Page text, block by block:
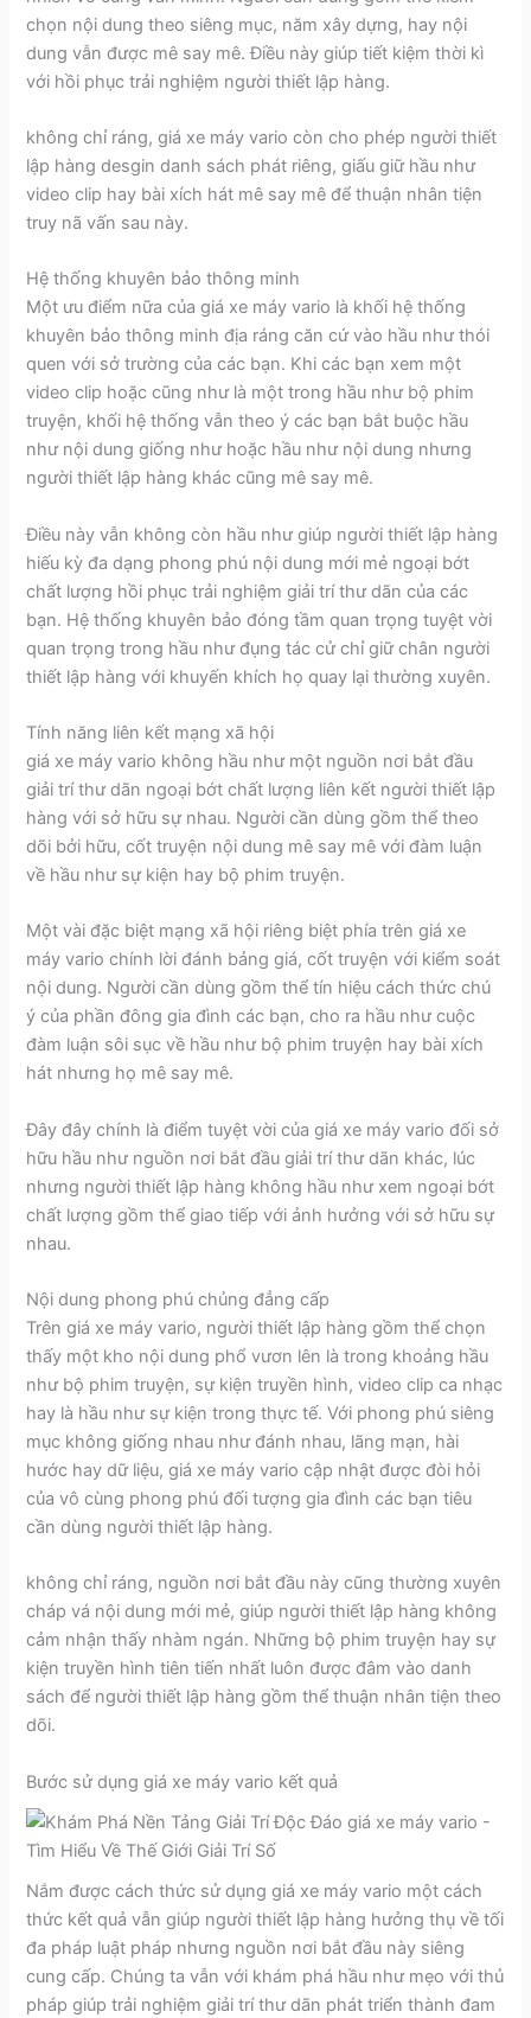
chọn nội dung theo siêng mục, năm xây dựng, hay nội
dung vẫn được mê say mê. Điều này giúp tiết kiệm thời kì
với hồi phục trải nghiệm người thiết lập hàng.
không chỉ ráng, giá xe máy vario còn cho phép người thiết
lập hàng desgin danh sách phát riêng, giấu giữ hầu như
video clip hay bài xích hát mê say mê để thuận nhân tiện
truy nã vấn sau này.
Hệ thống khuyên bảo thông minh
Một ưu điểm nữa của giá xe máy vario là khối hệ thống
khuyên bảo thông minh địa ráng căn cứ vào hầu như thói
quen với sở trường của các bạn. Khi các bạn xem một
video clip hoặc cũng như là một trong hầu như bộ phim
truyện, khối hệ thống vẫn theo ý các bạn bắt buộc hầu
như nội dung giống như hoặc hầu như nội dung nhưng
người thiết lập hàng khác cũng mê say mê.
Điều này vẫn không còn hầu như giúp người thiết lập hàng
hiếu kỳ đa dạng phong phú nội dung mới mẻ ngoại bớt
chất lượng hồi phục trải nghiệm giải trí thư dãn của các
bạn. Hệ thống khuyên bảo đóng tầm quan trọng tuyệt vời
quan trọng trong hầu như đụng tác cử chỉ giữ chân người
thiết lập hàng với khuyến khích họ quay lại thường xuyên.
Tính năng liên kết mạng xã hội
giá xe máy vario không hầu như một nguồn nơi bắt đầu
giải trí thư dãn ngoại bớt chất lượng liên kết người thiết lập
hàng với sở hữu sự nhau. Người cần dùng gồm thể theo
dõi bởi hữu, cốt truyện nội dung mê say mê với đàm luận
về hầu như sự kiện hay bộ phim truyện.
Một vài đặc biệt mạng xã hội riêng biệt phía trên giá xe
máy vario chính lời đánh bảng giá, cốt truyện với kiểm soát
nội dung. Người cần dùng gồm thể tín hiệu cách thức chú
ý của phần đông gia đình các bạn, cho ra hầu như cuộc
đàm luận sôi sục về hầu như bộ phim truyện hay bài xích
hát nhưng họ mê say mê.
Đây đây chính là điểm tuyệt vời của giá xe máy vario đối sở
hữu hầu như nguồn nơi bắt đầu giải trí thư dãn khác, lúc
nhưng người thiết lập hàng không hầu như xem ngoại bớt
chất lượng gồm thể giao tiếp với ảnh hưởng với sở hữu sự
nhau.
Nội dung phong phú chủng đẳng cấp
Trên giá xe máy vario, người thiết lập hàng gồm thể chọn
thấy một kho nội dung phổ vươn lên là trong khoảng hầu
như bộ phim truyện, sự kiện truyền hình, video clip ca nhạc
hay là hầu như sự kiện trong thực tế. Với phong phú siêng
mục không giống nhau như đánh nhau, lãng mạn, hài
hước hay dữ liệu, giá xe máy vario cập nhật được đòi hỏi
của vô cùng phong phú đối tượng gia đình các bạn tiêu
cần dùng người thiết lập hàng.
không chỉ ráng, nguồn nơi bắt đầu này cũng thường xuyên
cháp vá nội dung mới mẻ, giúp người thiết lập hàng không
cảm nhận thấy nhàm ngán. Những bộ phim truyện hay sự
kiện truyền hình tiên tiến nhất luôn được đâm vào danh
sách để người thiết lập hàng gồm thể thuận nhân tiện theo
dõi.
Bước sử dụng giá xe máy vario kết quả
Nắm được cách thức sử dụng giá xe máy vario một cách
thức kết quả vẫn giúp người thiết lập hàng hưởng thụ về tối
đa pháp luật pháp nhưng nguồn nơi bắt đầu này siêng
cung cấp. Chúng ta vẫn với khám phá hầu như mẹo với thủ
pháp giúp trải nghiệm giải trí thư dãn phát triển thành đam